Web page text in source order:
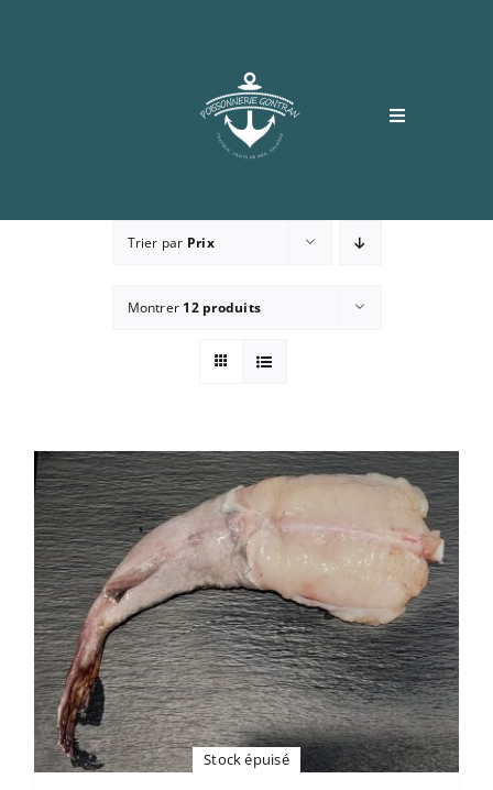
Toggle
Accueil
Contact
Mon compte
Panier
Trier par Prix
Montrer 12 produits
Stock épuisé